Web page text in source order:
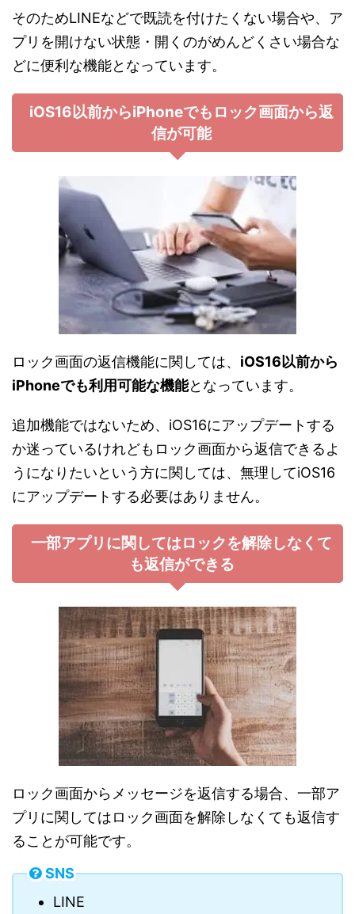
そのためLINEなどで既読を付けたくない場合や、ア
プリを開けない状態・開くのがめんどくさい場合な
どに便利な機能となっています。
iOS16以前からiPhoneでもロック画面から返
信が可能
ロック画面の返信機能に関しては、 iOS16以前から
iPhoneでも利用可能な機能となっています。
追加機能ではないため、iOS16にアップデートする
か迷っているけれどもロック画面から返信できるよ
うになりたいという方に関しては、無理してiOS16
にアップデートする必要はありません。
一部アプリに関してはロックを解除しなくて
も返信ができる
ロック画面からメッセージを返信する場合、一部ア
プリに関してはロック画面を解除しなくても返信す
ることが可能です。
SNS
LINE